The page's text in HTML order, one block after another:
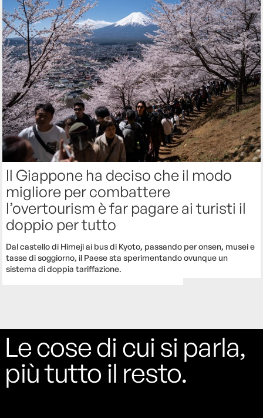
Il Giappone ha deciso che il modo
migliore per combattere
l’overtourism è far pagare ai turisti il
doppio per tutto
Dal castello di Himeji ai bus di Kyoto, passando per onsen, musei e
tasse di soggiorno, il Paese sta sperimentando ovunque un
sistema di doppia tariffazione.
Le cose di cui si parla,
più tutto il resto.